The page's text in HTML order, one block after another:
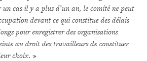
un cas il y a plus d’un an, le comité ne peut
devant ce qui constitue des délais
pour enregistrer des organisations
au droit des travailleurs de constituer
choix. »